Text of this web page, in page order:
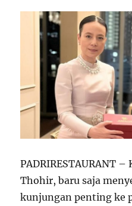
PADRIRESTAURANT
Thohir, baru saja
kunjungan penting ke